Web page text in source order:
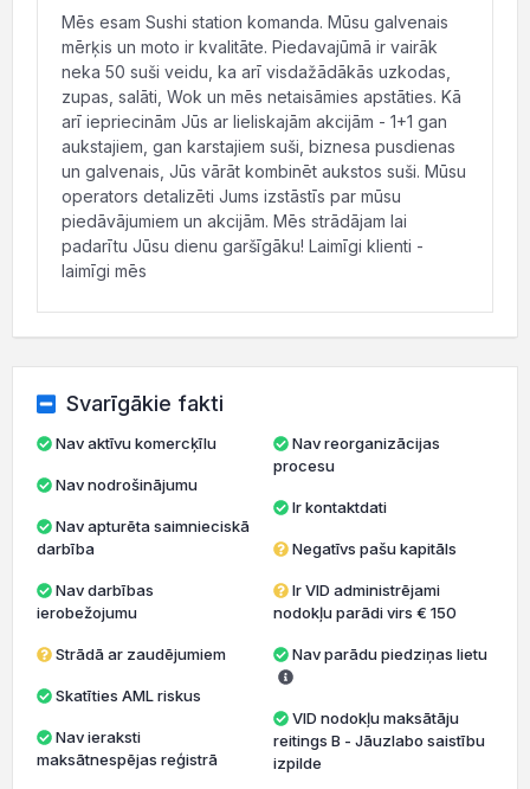
Mēs esam Sushi station komanda. Mūsu galvenais
mērķis un moto ir kvalitāte. Piedavajūmā ir vairāk
neka 50 suši veidu, ka arī visdažādākās uzkodas,
zupas, salāti, Wok un mēs netaisāmies apstāties. Kā
arī iepriecinām Jūs ar lieliskajām akcijām - 1+1 gan
aukstajiem, gan karstajiem suši, biznesa pusdienas
un galvenais, Jūs vārāt kombinēt aukstos suši. Mūsu
operators detalizēti Jums izstāstīs par mūsu
piedāvājumiem un akcijām. Mēs strādājam lai
padarītu Jūsu dienu garšīgāku! Laimīgi klienti -
laimīgi mēs
Svarīgākie fakti
Nav aktīvu komercķīlu
Nav nodrošinājumu
darbība
ierobežojumu
Strādā ar zaudējumiem
Skatīties AML riskus
maksātnespējas reģistrā
Nav reorganizācijas
procesu
Ir kontaktdati
Negatīvs pašu kapitāls
Ir VID administrējami
nodokļu parādi virs € 150
Nav parādu piedziņas lietu
VID nodokļu maksātāju
reitings B - Jāuzlabo saistību
izpilde